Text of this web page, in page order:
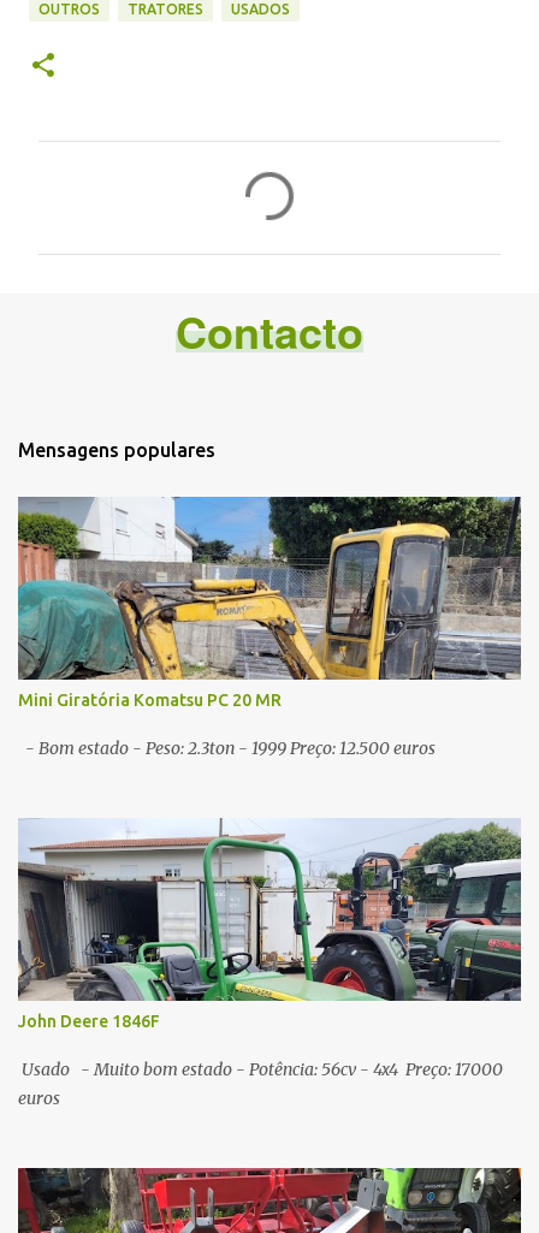
OUTROS TRATORES USADOS
i
s
Contacto
Mensagens populares
Mini Giratória Komatsu PC 20 MR
- Bom estado - Peso: 2.3ton - 1999 Preço: 12.500 euros
John Deere 1846F
Usado - Muito bom estado - Potência: 56cv - 4x4 Preço: 17000
euros